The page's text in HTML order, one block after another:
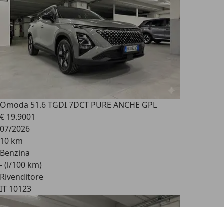
Omoda 51.6 TGDI 7DCT PURE ANCHE GPL
€ 19.9001
07/2026
10 km
Benzina
- (l/100 km)
Rivenditore
IT 10123